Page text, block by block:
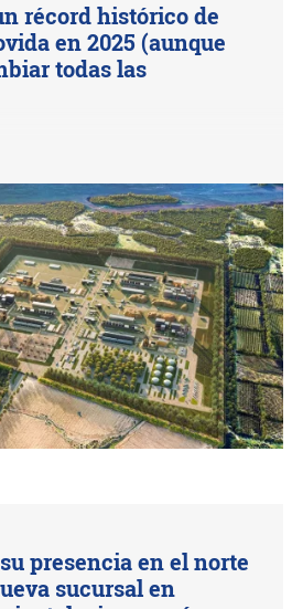
récord histórico de
en 2025 (aunque
todas las
presencia en el norte
sucursal en